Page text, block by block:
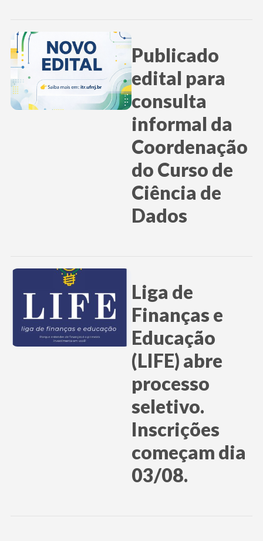
Publicado
edital para
consulta
informal da
Coordenação
do Curso de
Ciência de
Dados
Liga de
Finanças e
Educação
(LIFE) abre
processo
seletivo.
Inscrições
começam dia
03/08.